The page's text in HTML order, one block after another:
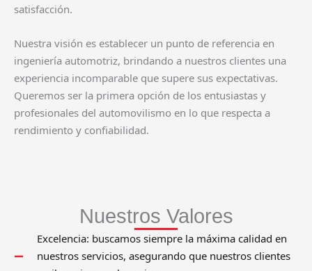
satisfacción.
Nuestra visión es establecer un punto de referencia en
ingeniería automotriz, brindando a nuestros clientes una
experiencia incomparable que supere sus expectativas.
Queremos ser la primera opción de los entusiastas y
profesionales del automovilismo en lo que respecta a
rendimiento y confiabilidad.
Nuestros Valores
Excelencia: buscamos siempre la máxima calidad en
nuestros servicios, asegurando que nuestros clientes